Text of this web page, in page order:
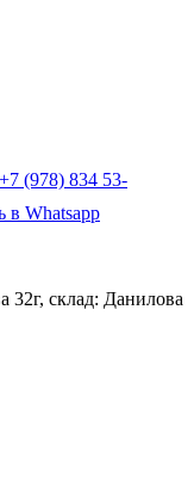
+7 (978) 834 53-
в Whatsapp
32г, склад: Данилова